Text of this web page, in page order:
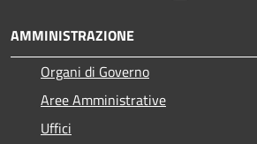
AMMINISTRAZIONE
Organi di Governo
Aree Amministrative
Uffici